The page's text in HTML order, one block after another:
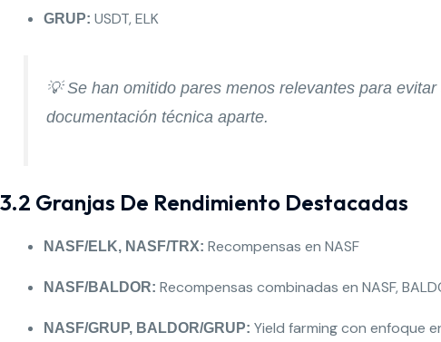
GRUP: USDT, ELK
💡Se han omitido pares menos relevantes para
documentación técnica aparte.
3.2 Granjas De Rendimiento Destacadas
NASF/ELK, NASF/TRX: Recompensas en NASF
NASF/BALDOR: Recompensas combinadas en NASF,
NASF/GRUP, BALDOR/GRUP: Yield farming con enfoque